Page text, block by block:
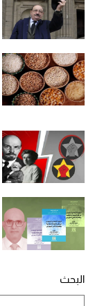
البحث